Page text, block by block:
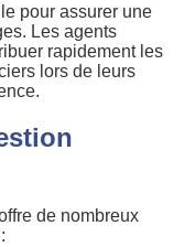
pour assurer une
Les agents
rapidement les
lors de leurs
de nombreux